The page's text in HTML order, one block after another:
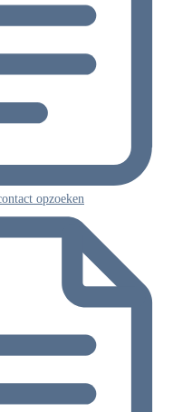
opzoeken